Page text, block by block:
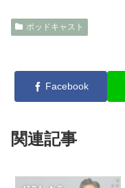
ポッドキャスト
Facebook
関連記事